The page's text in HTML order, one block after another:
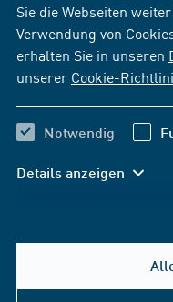
Sie die Webseiten
Verwendung von
erhalten Sie in unseren
unserer Cookie-
Notwendig
Details anzeigen